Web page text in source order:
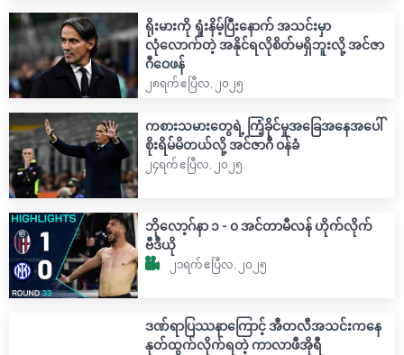
ရိုးမားကို ရှုံးနိမ့်ပြီးနောက် အသင်းမှာ
လုံလောက်တဲ့ အနိုင်ရလိုစိတ်မရှိဘူးလို့ အင်ဇာ
ဂီဝေဖန်
၂၈ရက် ဧပြီလ, ၂၀၂၅
ကစားသမားတွေရဲ့ ကြံ့ခိုင်မှုအခြေအနေအပေါ်
စိုးရိမ်မိတယ်လို့ အင်ဇာဂီ ဝန်ခံ
၂၄ရက် ဧပြီလ, ၂၀၂၅
ဘိုလော့ဂ်နာ ၁ - ၀ အင်တာမီလန် ဟိုက်လိုက်
ဗီဒီယို
၂၁ရက် ဧပြီလ, ၂၀၂၅
ဒဏ်ရာပြဿနာကြောင့် အီတလီအသင်းကနေ
နုတ်ထွက်လိုက်ရတဲ့ ကာလာဖီအိုရီ